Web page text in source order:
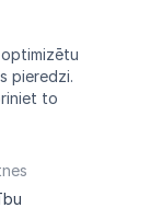
pieredzi.
to
īstenotāju